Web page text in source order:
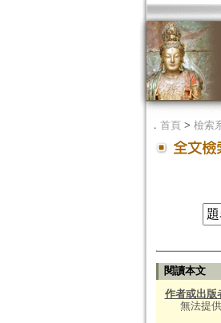
． 首頁> 檢索
閱讀本文
作者或出版
無法提